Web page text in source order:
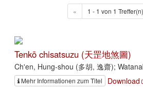
« 1 - 1 von 1 Treffer(n)
Tenkō chisatsuzu (天罡地煞圖)
Ch'en, Hung-shou (多胡, 逸齋);
Mehr Informationen zum Titel Download